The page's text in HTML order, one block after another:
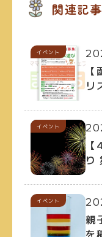
関連記事
イベント
リ
イベント
り
イベント
親
を